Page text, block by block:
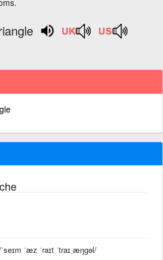
ˈæz ˈraɪt ˈtraɪˌæŋɡəl/